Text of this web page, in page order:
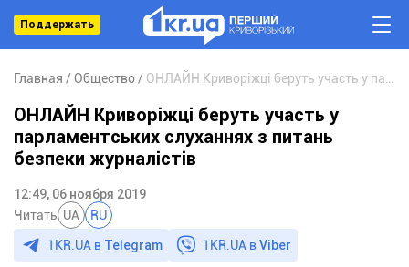
Поддержать
Главная Общество
ОНЛАЙН Криворіжці беруть участь у
парламентських слуханнях з питань
безпеки журналістів
12:49, 06 ноября 2019
Читать UA RU
1KR.UA в Telegram 1KR.UA вViber